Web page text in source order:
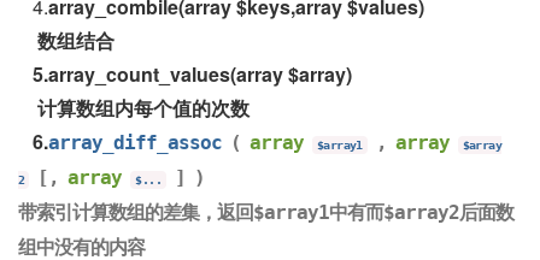
4.array_combile(array $keys,array $values)
数组结合
5.array_count_values(array $array)
计算数组内每个值的次数
6.array_diff_assoc ( array $array1 , array $array
2 [,array $...
] )
带索引计算数组的差集，返回$array1中有而$array2后面数
组中没有的内容